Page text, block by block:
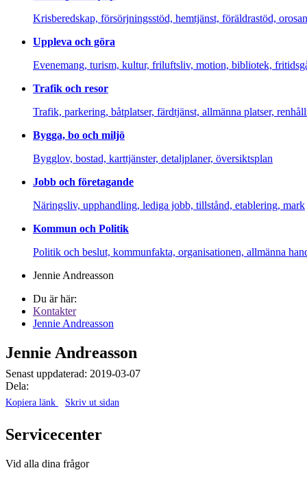
Krisberedskap, försörjningsstöd, hemtjänst, föräldrastöd,
Uppleva och göra
Evenemang, turism, kultur, friluftsliv, motion, bibliotek,
Trafik och resor
Trafik, parkering, båtplatser, färdtjänst, allmänna platser,
Bygga, bo och miljö
Bygglov, bostad, karttjänster, detaljplaner, översiktsplan
Jobb och företagande
Näringsliv, upphandling, lediga jobb, tillstånd, etablering, mark
Kommun och Politik
Politik och beslut, kommunfakta, organisationen, allmänna
Jennie Andreasson
Du är här:
Kontakter
Jennie Andreasson
Jennie Andreasson
Senast uppdaterad: 2019-03-07
Dela:
Kopiera länk Skriv ut sidan
Servicecenter
Vid alla dina frågor